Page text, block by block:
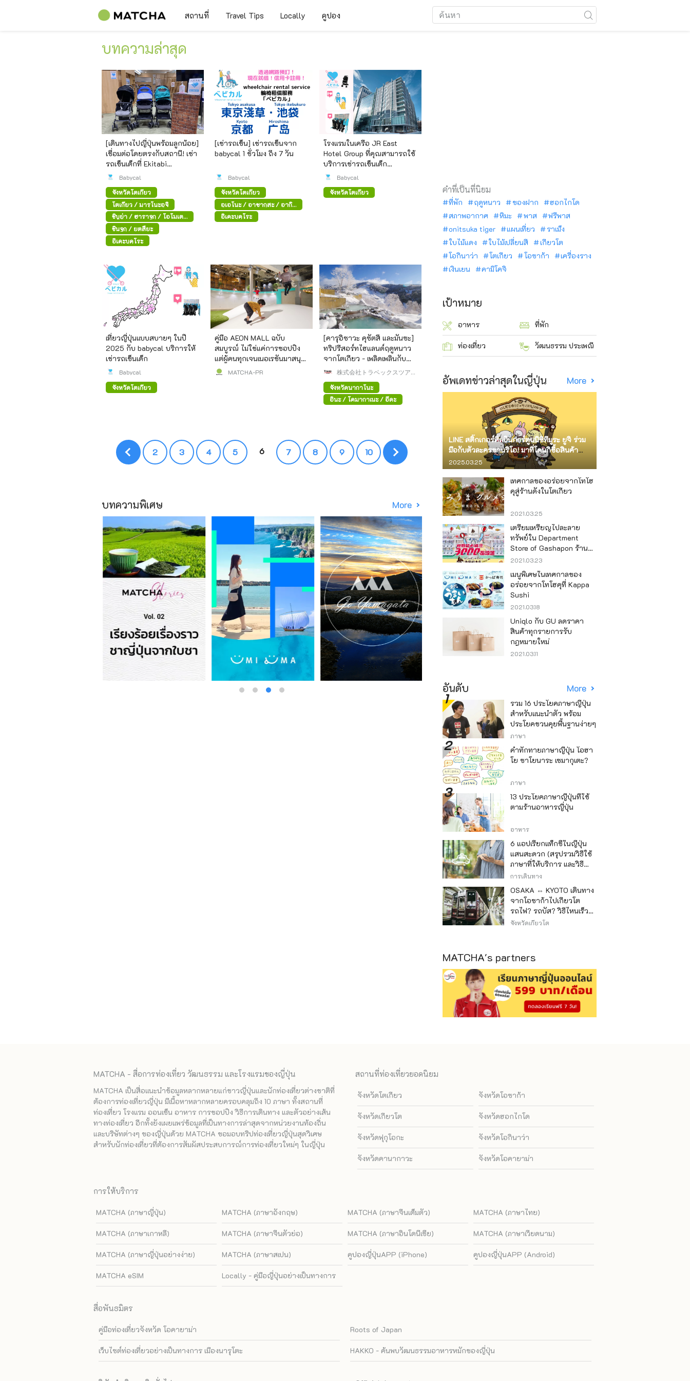
สถานที่ Travel Tips Locally คูปอง
บทความล่าสุด
[เดินทางไปญี่ปุ่นพร้อมลูกน้อย]
เชื่อมต่อโดยตรงกับสถานี! เช่า
รถเข็นเด็กที่ Ekitabi
Concierge
Babycal
จังหวัดโตเกียว
โตเกียว / มารุโนะอุจิ
ชิบูย่า / ฮาราจูกุ / โอโมเตะ
ซันโด
ชินจูกุ / ยตสึยะ
อิเคะบุคุโระ
[เช่ารถเข็น] เช่ารถเข็นจาก
babycal 1 ชั่วโมง ถึง 7 วัน
Babycal
จังหวัดโตเกียว
อุเอโนะ / อาซากุสะ / อากิ
ฮาบาระ
อิเคะบุคุโระ
โรงแรมในเครือ JR East
Hotel Group ที่คุณสามารถใช้
บริการเช่ารถเข็นเด็ก
"babycal"
Babycal
จังหวัดโตเกียว
เที่ยวญี่ปุ่นแบบสบายๆ ในปี
2025 กับ babycal บริการให้
เช่ารถเข็นเด็ก
Babycal
จังหวัดโตเกียว
คู่มือ AEON MALL ฉบับ
สมบูรณ์ ไม่ใช่แค่การชอปปิง
แต่ผู้คนทุกเจนเนอเรชันมาสนุก
เพลิดเพลินด้วยกันได้
MATCHA-PR
[คารุอิซาวะ คุซัตสึ และมันซะ]
ทริปรีสอร์ทไฮแลนด์ฤดูหนาว
จากโตเกียว - เพลิดเพลินกับ
บ่อน้ำพุร้อน ธรรมชาติ และ
株式会社トラベックスツアー
จังหวัดนากาโนะ
อินะ / โคมากาเนะ / อีดะ
2 3 4 5 6 7 8 9 10
บทความพิเศษ More
คำที่เป็นที่นิยม
ที่พัก ฤดูหนาว ของฝาก
ฮอกไกโด
สภาพอากาศ
หิมะ พาส
ฟรีพาส
onitsuka tiger
แผนเที่ยว
ราเม็ง
ใบไม้แดง
ใบไม้เปลี่ยนสี
เกียวโต
โอกินาว่า
โตเกียว โอซาก้า
เครื่องราง
เงินเยน
คามิโคจิ
เป้าหมาย
อาหาร ที่พัก
ท่องเที่ยว วัฒนธรรม ประเพณี
อัพเดทข่าวล่าสุดในญี่ปุ่น More
LINE สติ๊กเกอร์ศิลปินการ์ตูนนิชิทีมูระ ยูจิ ร่วม
มือกับตัวละครซานริโอ! มาที่โดนกิซื้อสินค้า
จำกัด
2025.03.25
เทศกาลของอร่อยจากโทโฮ
คุสู่ร้านดังในโตเกียว
2021.03.25
เตรียมเหรียญไปละลาย
ทรัพย์ใน Department
Store of Gashapon ร้านที่มี
เครื่องกาชาปองเยอะที่สุดใน
โลก อิเคะบุคุโระ
2021.03.23
เมนูพิเศษในเทศกาลของ
อร่อยจากโทโฮคุที่ Kappa
Sushi
2021.03.18
Uniqlo กับ GU ลดราคา
สินค้าทุกรายการรับ
กฎหมายใหม่
2021.03.11
อันดับ More
รวม 16 ประโยคภาษาญี่ปุ่น
สำหรับแนะนำตัว พร้อม
ประโยคชวนคุยพื้นฐานง่ายๆ
ภาษา
คำทักทายภาษาญี่ปุ่น โอฮา
โย ซาโยนาระ เซมากุเตะ?
ภาษา
13 ประโยคภาษาญี่ปุ่นที่ใช้
ตามร้านอาหารญี่ปุ่น
อาหาร
6 แอปเรียกแท็กซี่ในญี่ปุ่น
แสนสะดวก (สรุปรวมวิธีใช้
ภาษาที่ให้บริการ และวิธี
ชำระเงิน)
การเดินทาง
OSAKA ⇔ KYOTO เดินทาง
จากโอซาก้าไปเกียวโต
รถไฟ? รถบัส? วิธีไหนเร็ว
วิธีไหนถูก
จังหวัดเกียวโต
MATCHA's partners
MATCHA - สื่อการท่องเที่ยว วัฒนธรรม และโรงแรมของญี่ปุ่น
MATCHA เป็นสื่อแนะนำข้อมูลหลากหลายแก่ชาวญี่ปุ่นและนักท่องเที่ยวต่างชาติที่
ต้องการท่องเที่ยวญี่ปุ่น มีเนื้อหาหลากหลายครอบคลุมถึง 10 ภาษา ทั้งสถานที่
ท่องเที่ยว โรงแรม ออนเซ็น อาหาร การชอปปิง วิธีการเดินทาง และตัวอย่างเส้น
ทางท่องเที่ยว อีกทั้งยังเผยแพร่ข้อมูลที่เป็นทางการล่าสุดจากหน่วยงานท้องถิ่น
และบริษัทต่างๆ ของญี่ปุ่นด้วย MATCHA ขอมอบทริปท่องเที่ยวญี่ปุ่นสุดวิเศษ
สำหรับนักท่องเที่ยวที่ต้องการสัมผัสประสบการณ์การท่องเที่ยวใหม่ๆ ในญี่ปุ่น
สถานที่ท่องเที่ยวยอดนิยม
จังหวัดโตเกียว จังหวัดโอซาก้า
จังหวัดเกียวโต จังหวัดฮอกไกโด
จังหวัดฟุกุโอกะ จังหวัดโอกินาว่า
จังหวัดคานากาวะ จังหวัดโอคายาม่า
การให้บริการ
MATCHA (ภาษาญี่ปุ่น) MATCHA (ภาษาอังกฤษ) MATCHA (ภาษาจีนเต็มตัว) MATCHA (ภาษาไทย)
MATCHA (ภาษาเกาหลี) MATCHA (ภาษาจีนตัวย่อ) MATCHA (ภาษาอินโดนีเซีย) MATCHA (ภาษาเวียดนาม)
MATCHA (ภาษาญี่ปุ่นอย่างง่าย) MATCHA (ภาษาสเปน) คูปองญี่ปุ่นAPP (iPhone) คูปองญี่ปุ่นAPP (Android)
MATCHA eSIM Locally - คู่มือญี่ปุ่นอย่างเป็นทางการ
สื่อพันธมิตร
คู่มือท่องเที่ยวจังหวัด โอคายาม่า Roots of Japan
เว็บไซต์ท่องเที่ยวอย่างเป็นทางการ เมืองนารุโตะ HAKKO - ค้นพบวัฒนธรรมอาหารหมักของญี่ปุ่น